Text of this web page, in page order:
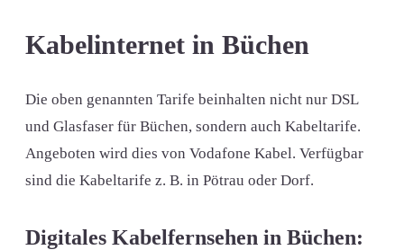
Kabelinternet in Büchen
Die oben genannten Tarife beinhalten nicht nur DSL
und Glasfaser für Büchen, sondern auch Kabeltarife.
Angeboten wird dies von Vodafone Kabel. Verfügbar
sind die Kabeltarife z. B. in Pötrau oder Dorf.
Digitales Kabelfernsehen in Büchen: